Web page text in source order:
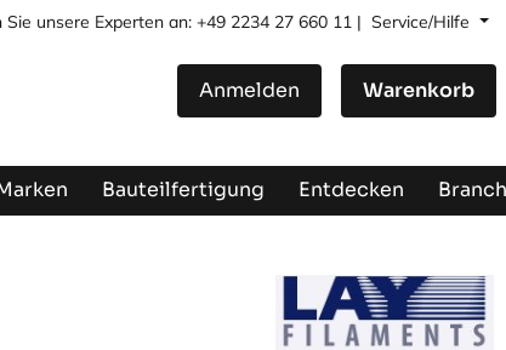
Sie unsere Experten an: +49 2234 27 660 11 | Service/Hilfe
Anmelden Warenkorb
Bauteilfertigung Entdecken